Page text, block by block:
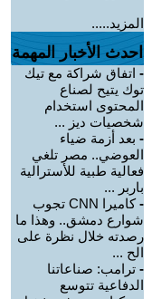
المزيد.....
احدث الأخبار المهمة
- اتفاق شراكة مع تيك
توك يتيح لصناع
المحتوى استخدام
شخصيات ديز ...
- بعد أزمة ضياء
العوضي.. مصر تلغي
فعالية طبية للأسترالية
باربر ...
-
كاميرا CNN تجوب
شوارع دمشق.. وهذا ما
رصدته خلال نظرة على
الح ...
- ترامب: صناعاتنا
الدفاعية تتوسع